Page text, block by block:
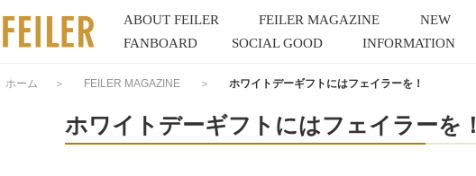
ABOUT FEILER FEILER MAGAZINE
NEW
FANBOARD
SOCIAL GOOD INFORMATION
ホーム ＞ FEILER MAGAZINE ＞ ホワイトデーギフトにはフェイラーを！
ホワイトデーギフトにはフェイラーを！